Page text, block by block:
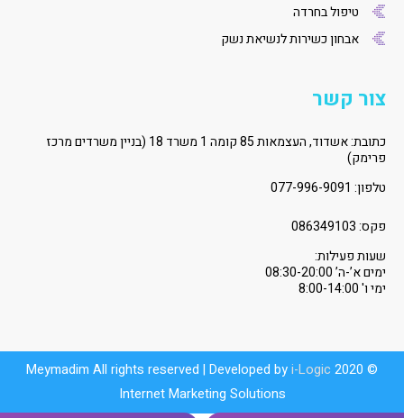
טיפול בחרדה
אבחון כשירות לנשיאת נשק
צור קשר
כתובת: אשדוד, העצמאות 85 קומה 1 משרד 18 (בניין משרדים מרכז
פרימק)
טלפון: 077-996-9091
פקס: 086349103
שעות פעילות:
ימים א’-ה’ 08:30-20:00
ימי ו' 8:00-14:00
© 2020 Meymadim All rights reserved | Developed by
i-Logic
Internet Marketing Solutions